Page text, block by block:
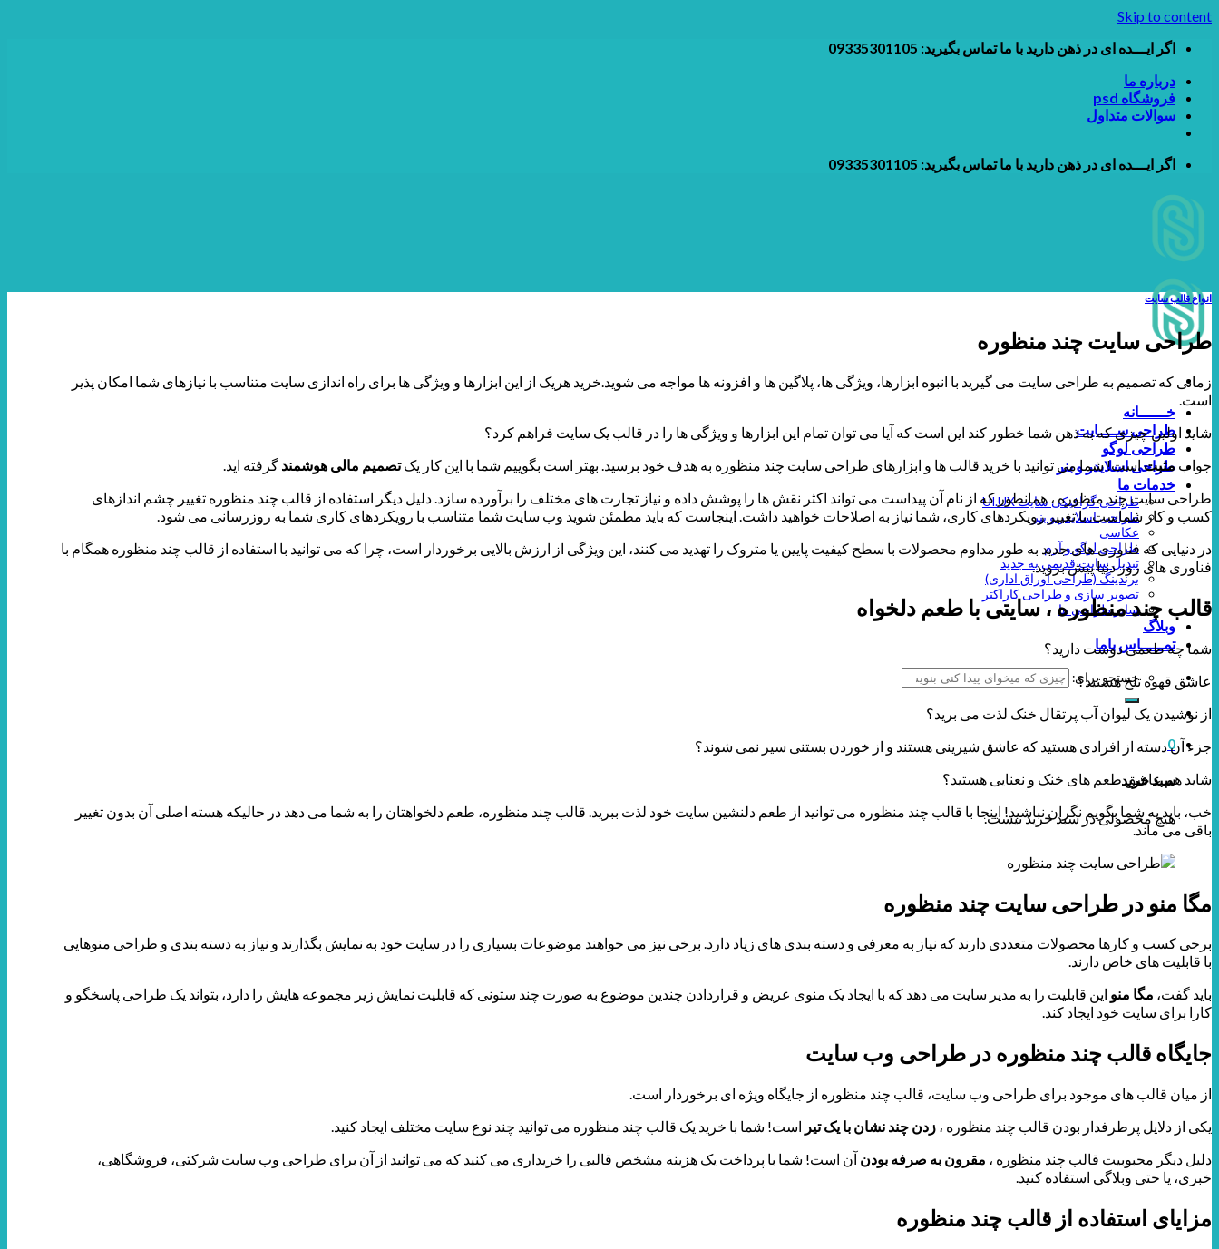
Skip to content
اگر ایـــده ای در ذهن دارید با ما تماس بگیرید: 09335301105
درباره ما
فروشگاه psd
سوالات متداول
اگر ایـــده ای در ذهن دارید با ما تماس بگیرید: 09335301105
خــــــانه
طراحی ســــایت
طراحی لوگو
طراحی اسلایدر و بنر
خدمات ما
طراحی گرافیکی سایت UI.UX
طراحی اسلایدر و بنر
عکاسی
طراحی لوگو و آرم
تبدیل سایت قدیمی به جدید
برندینگ (طراحی اوراق اداری)
تصویر سازی و طراحی کاراکتر
سایر طراحی ها
وبلاگ
تمـــــاس باما
جستجو برای:
0
سبد خرید
هیچ محصولی در سبد خرید نیست.
انواع قالب سایت
طراحی سایت چند منظوره
زمانی که تصمیم به طراحی سایت می گیرید با انبوه ابزارها، ویژگی ها، پلاگین ها و افزونه ها مواجه می شوید.خرید هریک از این ابزارها و ویژگی ها برای راه اندازی سایت متناسب با نیازهای شما امکان پذیر
است.
شاید اولین چیزی که به ذهن شما خطور کند این است که آیا می توان تمام این ابزارها و ویژگی ها را در قالب یک سایت فراهم کرد؟
جواب مثبتاست! شما می توانید با خرید قالب ها و ابزارهای طراحی سایت چند منظوره به هدف خود برسید. بهتر است بگوییم شما با این کار یکتصمیم مالی هوشمند گرفته اید.
طراحی سایت چند منظوره ، همانطور که از نام آن پیداست می تواند اکثر نقش ها را پوشش داده و نیاز تجارت های مختلف را برآورده سازد. دلیل دیگر استفاده از قالب چند منظوره تغییر چشم اندازهای
کسب و کار شماست. با تغییر رویکردهای کاری، شما نیاز به اصلاحات خواهید داشت. اینجاست که باید مطمئن شوید وب سایت شما متناسب با رویکردهای کاری شما به روزرسانی می شود.
در دنیایی که فناوری های جدید به طور مداوم محصولات با سطح کیفیت پایین یا متروک را تهدید می کنند، این ویژگی از ارزش بالایی برخوردار است، چرا که می توانید با استفاده از قالب چند منظوره همگام با
فناوری های روز دنیا پیش بروید.
قالب چند منظوره ، سایتی با طعم دلخواه
شما چه طعمی دوست دارید؟
عاشق قهوه تلخ هستید؟
از نوشیدن یک لیوان آب پرتقال خنک لذت می برید؟
جزء آن دسته از افرادی هستید که عاشق شیرینی هستند و از خوردن بستنی سیر نمی شوند؟
شاید هم عاشق طعم های خنک و نعنایی هستید؟
خب، باید به شما بگویم نگران نباشید! اینجا با قالب چند منظوره می توانید از طعم دلنشین سایت خود لذت ببرید. قالب چند منظوره، طعم دلخواهتان را به شما می دهد در حالیکه هسته اصلی آن بدون تغییر
باقی می ماند.
مگا منو در طراحی سایت چند منظوره
برخی کسب و کارها محصولات متعددی دارند که نیاز به معرفی و دسته بندی های زیاد دارد. برخی نیز می خواهند موضوعات بسیاری را در سایت خود به نمایش بگذارند و نیاز به دسته بندی و طراحی منوهایی
با قابلیت های خاص دارند.
باید گفت، مگا منو این قابلیت را به مدیر سایت می دهد که با ایجاد یک منوی عریض و قراردادن چندین موضوع به صورت چند ستونی که قابلیت نمایش زیر مجموعه هایش را دارد، بتواند یک طراحی پاسخگو و
کارا برای سایت خود ایجاد کند.
جایگاه قالب چند منظوره در طراحی وب سایت
از میان قالب های موجود برای طراحی وب سایت، قالب چند منظوره از جایگاه ویژه ای برخوردار است.
یکی از دلایل پرطرفدار بودن قالب چند منظوره ، زدن چند نشان با یک تیر است! شما با خرید یک قالب چند منظوره می توانید چند نوع سایت مختلف ایجاد کنید.
دلیل دیگر محبوبیت قالب چند منظوره ، مقرون به صرفه بودن آن است! شما با پرداخت یک هزینه مشخص قالبی را خریداری می کنید که می توانید از آن برای طراحی وب سایت شرکتی، فروشگاهی،
خبری، یا حتی وبلاگی استفاده کنید.
مزایای استفاده از قالب چند منظوره